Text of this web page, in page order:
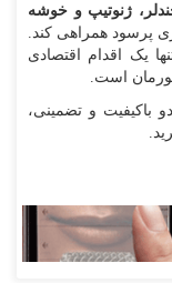
ژنوتیپ و خوشه‌
پرسود همراهی کند.
یک اقدام اقتصادی
است.
باکیفیت و تضمینی،